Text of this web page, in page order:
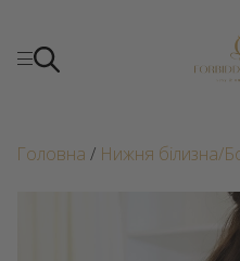
Головна / Нижня білизна/